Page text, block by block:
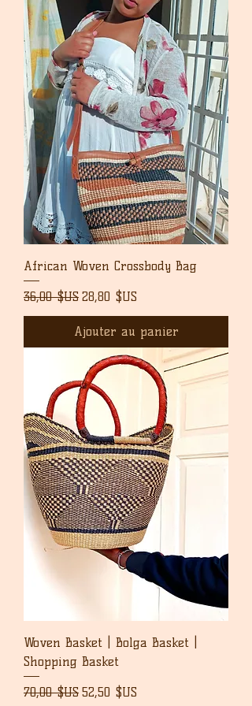
African Woven Crossbody Bag
Prix original
36,00 $US Prix promotionnel
28,80 $US
Ajouter au panier
Woven Basket | Bolga Basket |
Shopping Basket
Prix original
70,00 $US Prix promotionnel
52,50 $US